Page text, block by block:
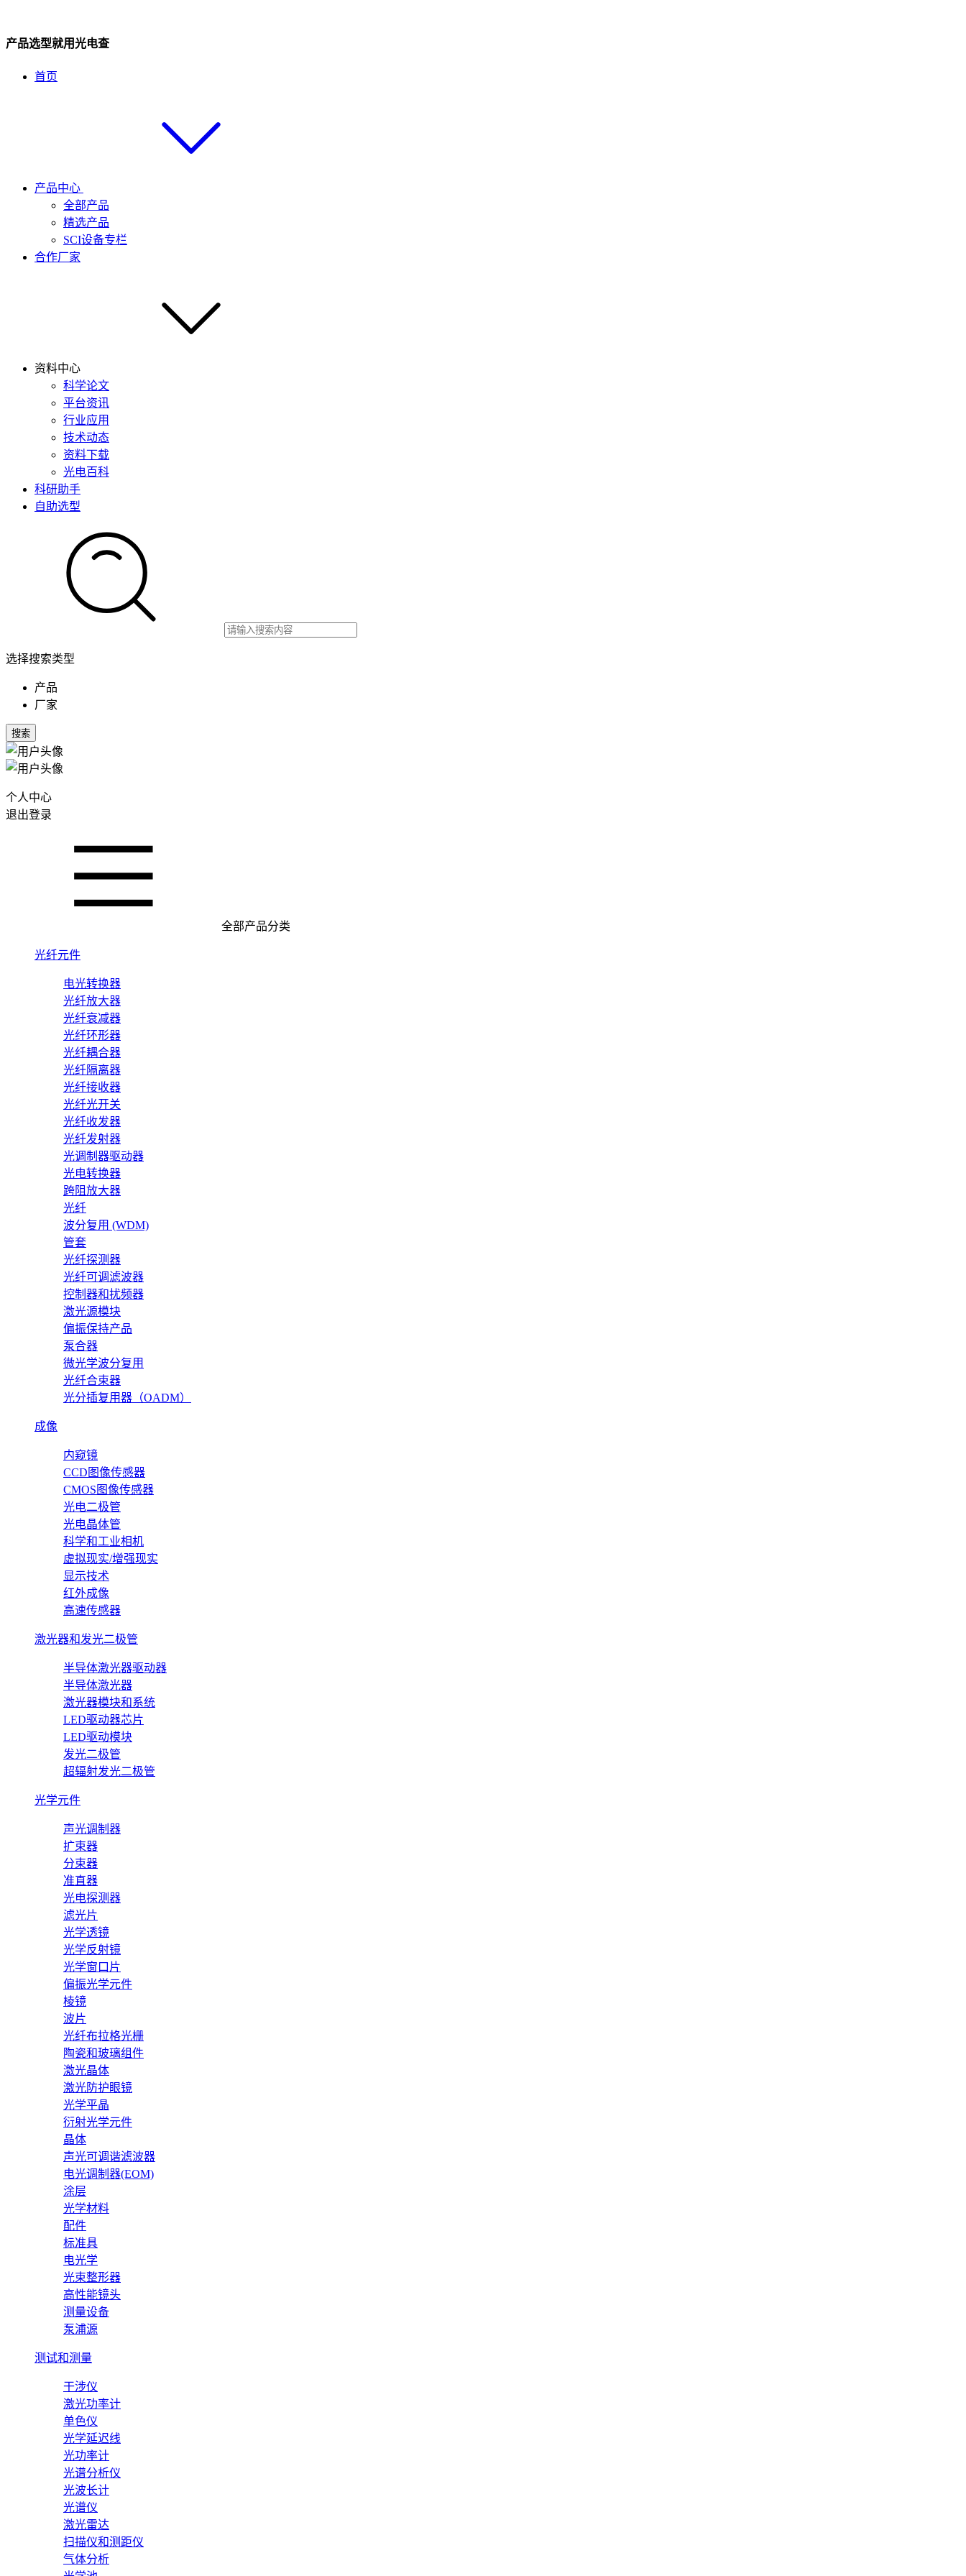
产品选型就用光电查
首页
产品中心
全部产品
精选产品
SCI设备专栏
合作厂家
资料中心
科学论文
平台资讯
行业应用
技术动态
资料下载
光电百科
科研助手
自助选型
选择搜索类型
产品
厂家
搜索
个人中心
退出登录
全部产品分类
光纤元件
电光转换器
光纤放大器
光纤衰减器
光纤环形器
光纤耦合器
光纤隔离器
光纤接收器
光纤光开关
光纤收发器
光纤发射器
光调制器驱动器
光电转换器
跨阻放大器
光纤
波分复用 (WDM)
管套
光纤探测器
光纤可调滤波器
控制器和扰频器
激光源模块
偏振保持产品
泵合器
微光学波分复用
光纤合束器
光分插复用器（OADM）
成像
内窥镜
CCD图像传感器
CMOS图像传感器
光电二极管
光电晶体管
科学和工业相机
虚拟现实/增强现实
显示技术
红外成像
高速传感器
激光器和发光二极管
半导体激光器驱动器
半导体激光器
激光器模块和系统
LED驱动器芯片
LED驱动模块
发光二极管
超辐射发光二极管
光学元件
声光调制器
扩束器
分束器
准直器
光电探测器
滤光片
光学透镜
光学反射镜
光学窗口片
偏振光学元件
棱镜
波片
光纤布拉格光栅
陶瓷和玻璃组件
激光晶体
激光防护眼镜
光学平晶
衍射光学元件
晶体
声光可调谐滤波器
电光调制器(EOM)
涂层
光学材料
配件
标准具
电光学
光束整形器
高性能镜头
测量设备
泵浦源
测试和测量
干涉仪
激光功率计
单色仪
光学延迟线
光功率计
光谱分析仪
光波长计
光谱仪
激光雷达
扫描仪和测距仪
气体分析